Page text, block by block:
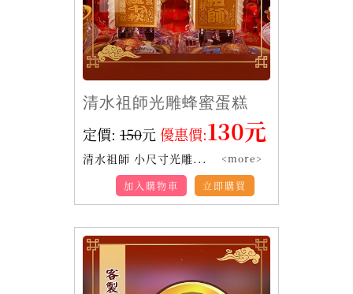
清水祖師光雕蜂蜜蛋糕
定價: 150元 優惠價:130元
清水祖師 小尺寸光雕... <more>
立即購買
加入購物車